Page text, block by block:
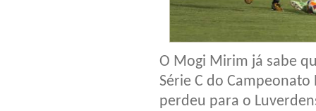
O Mogi Mirim já sabe
Série C do
perdeu para o